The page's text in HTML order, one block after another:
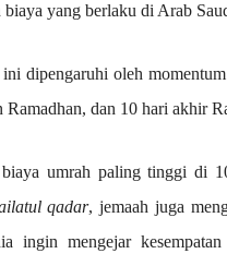
biaya yang berlaku di Arab
dipengaruhi oleh
Ramadhan, dan 10 hari akhir
umrah paling tinggi di
qadar, jemaah juga
ingin mengejar